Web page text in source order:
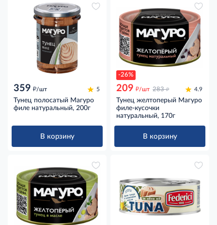
359 д/шт 5
Тунец полосатый Магуро
филе натуральный, 200г
В корзину
-26%
209 д/шт 283 д 4.9
Тунец желтоперый Магуро
филе-кусочки
натуральный, 170г
В корзину